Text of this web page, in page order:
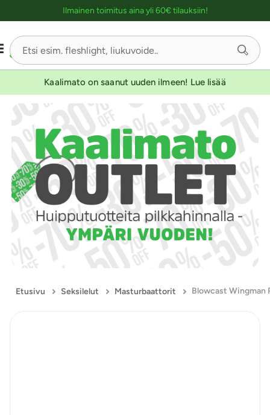
Ilmainen toimitus aina yli 60€ tilauksiin!
Kaalimato on saanut uuden ilmeen! Lue lisää
Etusivu Seksilelut Masturbaattorit